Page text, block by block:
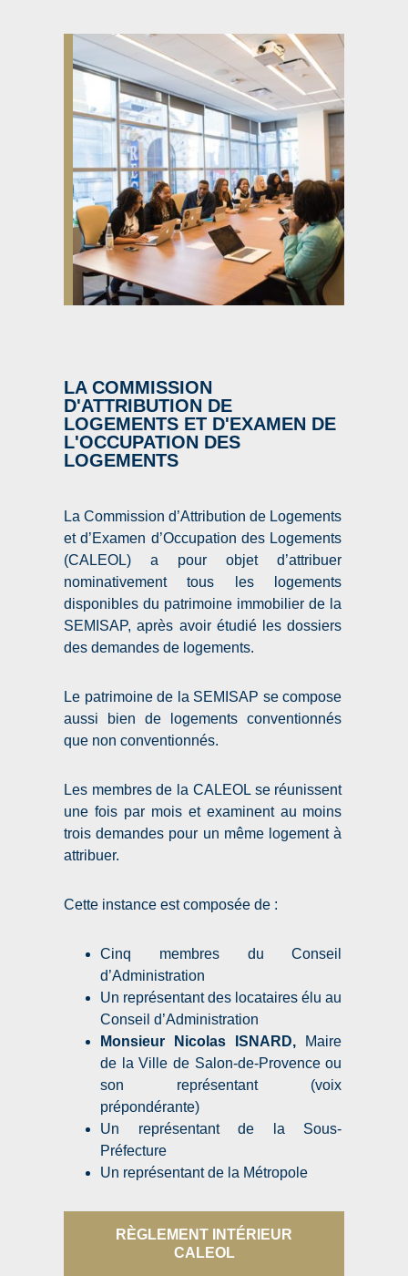
LA COMMISSION
D'ATTRIBUTION DE
LOGEMENTS ET D'EXAMEN DE
L'OCCUPATION DES
LOGEMENTS
La Commission d’Attribution de Logements
et d’Examen d’Occupation des Logements
(CALEOL) a pour objet d’attribuer
nominativement tous les logements
disponibles du patrimoine immobilier de la
SEMISAP, après avoir étudié les dossiers
des demandes de logements.
Le patrimoine de la SEMISAP se compose
aussi bien de logements conventionnés
que non conventionnés.
Les membres de la CALEOL se réunissent
une fois par mois et examinent au moins
trois demandes pour un même logement à
attribuer.
Cette instance est composée de :
Cinq membres du Conseil
d’Administration
Un représentant des locataires élu au
Conseil d’Administration
Monsieur Nicolas ISNARD, Maire
de la Ville de Salon-de-Provence ou
son représentant (voix
prépondérante)
Un représentant de la Sous-
Préfecture
Un représentant de la Métropole
RÈGLEMENT INTÉRIEUR
CALEOL